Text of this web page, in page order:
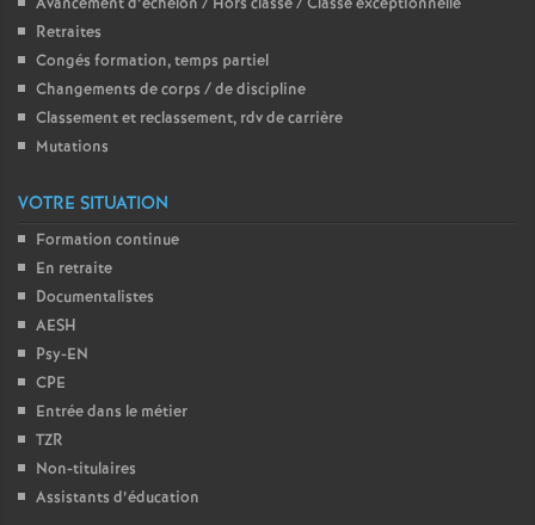
Retraites
Congés formation, temps partiel
Changements de corps / de discipline
Classement et reclassement, rdv de carrière
Mutations
VOTRE SITUATION
Formation continue
En retraite
Documentalistes
AESH
Psy-EN
CPE
Entrée dans le métier
TZR
Non-titulaires
Assistants d’éducation